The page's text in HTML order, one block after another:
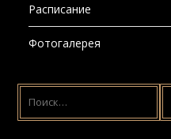
Расписание
Фотогалерея
НАЙТИ: